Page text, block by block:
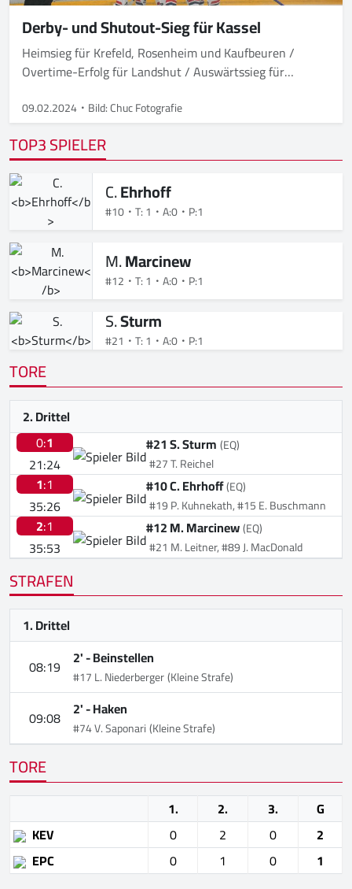
Derby- und Shutout-Sieg für Kassel
Heimsieg für Krefeld, Rosenheim und Kaufbeuren /
Overtime-Erfolg für Landshut / Auswärtssieg für
09.02.2024 Bild: Chuc Fotografie
TOP3 SPIELER
C.Ehrhoff
#10 T: 1 A:0 P:1
M.Marcinew
#12 T: 1 A:0 P:1
S.Sturm
#21 T: 1 A:0 P:1
TORE
2. Drittel
0:1
21:24
#21 S. Sturm(EQ)
#27 T. Reichel
1:1
35:26
#10 C. Ehrhoff(EQ)
#19 P. Kuhnekath, #15 E. Buschmann
2:1
35:53
#12 M. Marcinew(EQ)
#21 M. Leitner, #89 J. MacDonald
STRAFEN
1. Drittel
08:19 2' -Beinstellen
#17 L. Niederberger(Kleine Strafe)
09:08 2' -Haken
#74 V. Saponari(Kleine Strafe)
TORE
1. 2. 3.
G
KEV
0 2 0
2
EPC
0 1 0 1